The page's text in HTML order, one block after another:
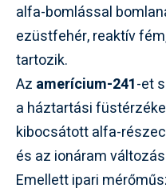
alfa-bomlással
ezüstfehér, reaktív
tartozik.
Az amerícium-241-et
a háztartási
kibocsátott alfa-
és az ionáram
Emellett ipari